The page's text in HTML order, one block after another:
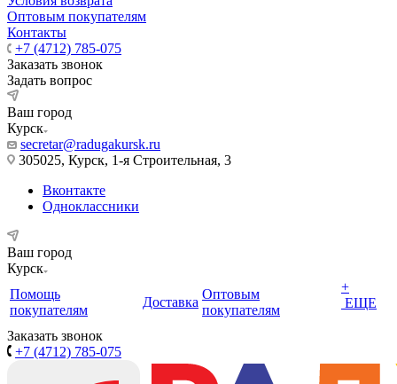
Оптовым покупателям
Контакты
+7 (4712) 785-075
Заказать звонок
Задать вопрос
Ваш город
Курск
secretar@radugakursk.ru
305025, Курск, 1-я Строительная, 3
Вконтакте
Одноклассники
Ваш город
Курск
Помощь
покупателям
Доставка
Оптовым
покупателям
+
ЕЩЕ
Заказать звонок
+7 (4712) 785-075